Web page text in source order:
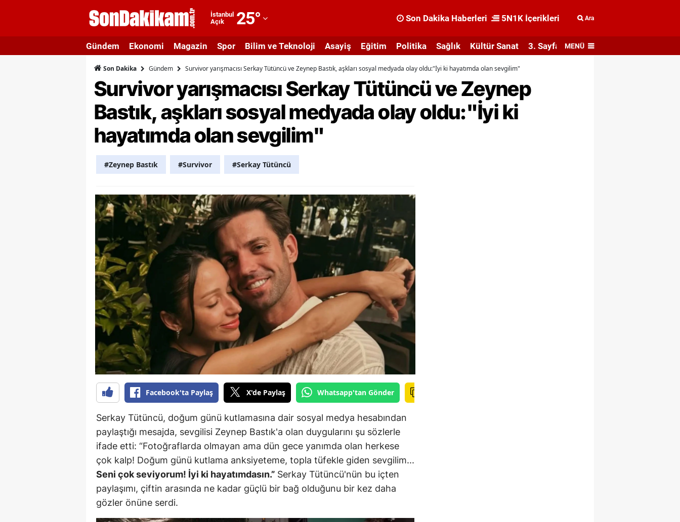
İstanbul
Açık
25°
Adıyaman
Afyonkarahisar
Ağrı
Amasya
Ankara
Antalya
Artvin
Aydın
Balıkesir
Bilecik
Bingöl
Bitlis
Bolu
Burdur
Bursa
Çankırı
Çorum
Denizli
Diyarbakır
Edirne
Elazığ
Son Dakika Haberleri 5N1K İçerikleri Ara
Gündem Ekonomi Magazin Spor Bilim ve Teknoloji Asayiş Eğitim Politika Sağlık Kültür Sanat 3. Sayfa MENÜ
Son Dakika Gündem Survivor yarışmacısı Serkay Tütüncü ve Zeynep Bastık, aşkları sosyal medyada olay oldu:"İyi ki hayatımda olan sevgilim"
Survivor yarışmacısı Serkay Tütüncü ve Zeynep
Bastık, aşkları sosyal medyada olay oldu:"İyi ki
hayatımda olan sevgilim"
#Zeynep Bastık #Survivor #Serkay Tütüncü
Facebook'ta Paylaş X'de Paylaş Whatsapp'tan Gönder
Serkay Tütüncü, doğum günü kutlamasına dair sosyal medya hesabından
paylaştığı mesajda, sevgilisi Zeynep Bastık'a olan duygularını şu sözlerle
ifade etti: “Fotoğraflarda olmayan ama dün gece yanımda olan herkese
çok kalp! Doğum günü kutlama anksiyeteme, topla tüfekle giden sevgilim...
Seni çok seviyorum! İyi ki hayatımdasın.” Serkay Tütüncü'nün bu içten
paylaşımı, çiftin arasında ne kadar güçlü bir bağ olduğunu bir kez daha
gözler önüne serdi.